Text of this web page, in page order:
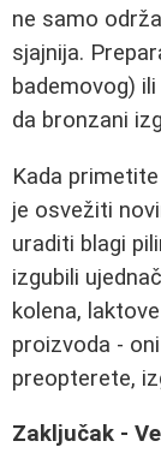
ne samo
sjajnija.
bademovog)
da bronzani
Kada
je osvežiti
uraditi blagi
izgubili
kolena,
proizvoda -
preopterete,
Zaključak -